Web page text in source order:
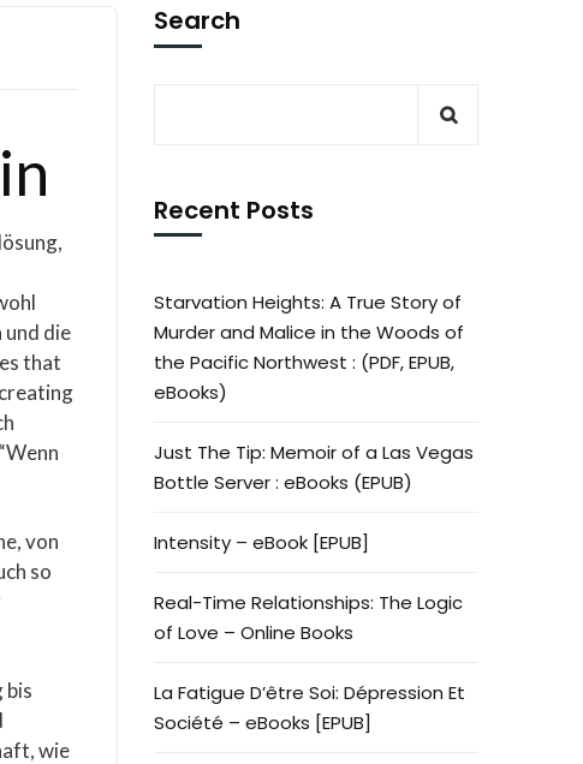
und die
that
von
so
bis
wie
Search
Recent Posts
Starvation Heights: A True Story of
Murder and Malice in the Woods of
the Pacific Northwest : (PDF, EPUB,
eBooks)
Just The Tip: Memoir of a Las Vegas
Bottle Server : eBooks (EPUB)
Intensity – eBook [EPUB]
Real-Time Relationships: The Logic
of Love – Online Books
La Fatigue D’être Soi: Dépression Et
Société – eBooks [EPUB]